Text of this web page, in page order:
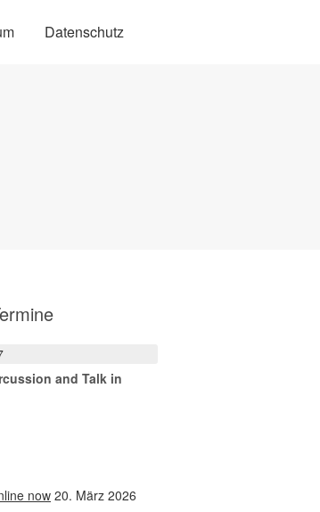
Datenschutz
and Talk in
now 20. März 2026